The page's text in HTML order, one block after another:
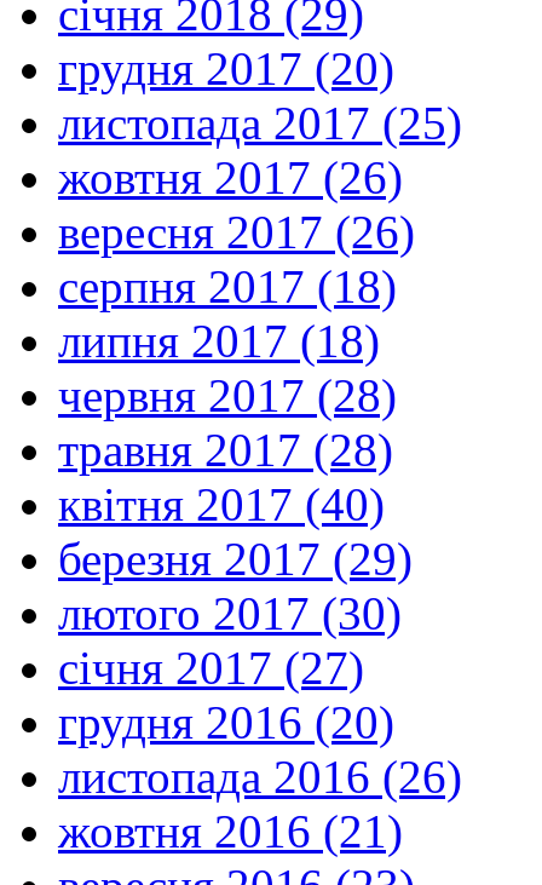
січня 2018 (29)
грудня 2017 (20)
листопада 2017 (25)
жовтня 2017 (26)
вересня 2017 (26)
серпня 2017 (18)
липня 2017 (18)
червня 2017 (28)
травня 2017 (28)
квітня 2017 (40)
березня 2017 (29)
лютого 2017 (30)
січня 2017 (27)
грудня 2016 (20)
листопада 2016 (26)
жовтня 2016 (21)